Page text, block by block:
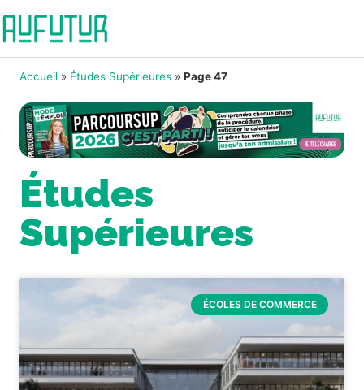
Accueil » Études Supérieures » Page 47
Études
Supérieures
ÉCOLES DE COMMERCE